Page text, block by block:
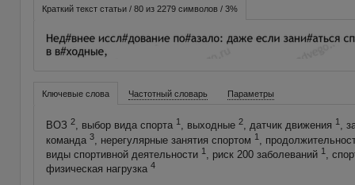
Краткий текст статьи / 80 из 2279 символов / 3%
Ключевые слова Частотный словарь Параметры
ВОЗ 2, выбор вида спорта 1 , выходные 2, датчик движения 1 ,
команда 3, нерегулярные занятия спортом 1,
виды спортивной деятельности 1, риск 200 заболеваний 1,
физическая нагрузка 4